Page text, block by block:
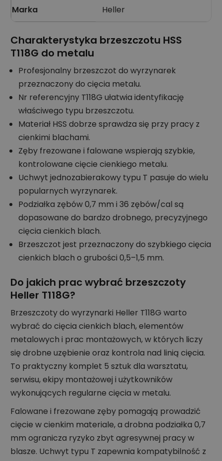
Marka Heller
Charakterystyka brzeszczotu HSS
T118G do metalu
Profesjonalny brzeszczot do wyrzynarek
przeznaczony do cięcia metalu.
Nr referencyjny T118G ułatwia identyfikację
właściwego typu brzeszczotu.
Materiał HSS dobrze sprawdza się przy pracy z
cienkimi blachami.
Zęby frezowane i falowane wspierają szybkie,
kontrolowane cięcie cienkiego metalu.
Uchwyt jednozabierakowy typu T pasuje do wielu
popularnych wyrzynarek.
Podziałka zębów 0,7 mm i 36 zębów/cal są
dopasowane do bardzo drobnego, precyzyjnego
cięcia cienkich blach.
Brzeszczot jest przeznaczony do szybkiego cięcia
cienkich blach o grubości 0,5–1,5 mm.
Do jakich prac wybrać brzeszczoty
Heller T118G?
Brzeszczoty do wyrzynarki Heller T118G warto
wybrać do cięcia cienkich blach, elementów
metalowych i prac montażowych, w których liczy
się drobne uzębienie oraz kontrola nad linią cięcia.
To praktyczny komplet 5 sztuk dla warsztatu,
serwisu, ekipy montażowej i użytkowników
wykonujących regularne cięcia w metalu.
Falowane i frezowane zęby pomagają prowadzić
cięcie w cienkim materiale, a drobna podziałka 0,7
mm ogranicza ryzyko zbyt agresywnej pracy w
blasze. Uchwyt typu T zapewnia kompatybilność z